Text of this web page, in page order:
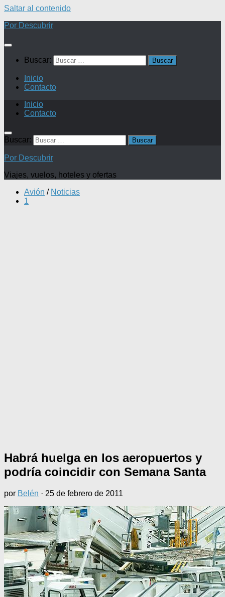
Saltar al contenido
Por Descubrir
Buscar:
Inicio
Contacto
Inicio
Contacto
Buscar:
Por Descubrir
Viajes, vuelos, hoteles y ofertas
Avión / Noticias
1
Habrá huelga en los aeropuertos y
podría coincidir con Semana Santa
por Belén · 25 de febrero de 2011